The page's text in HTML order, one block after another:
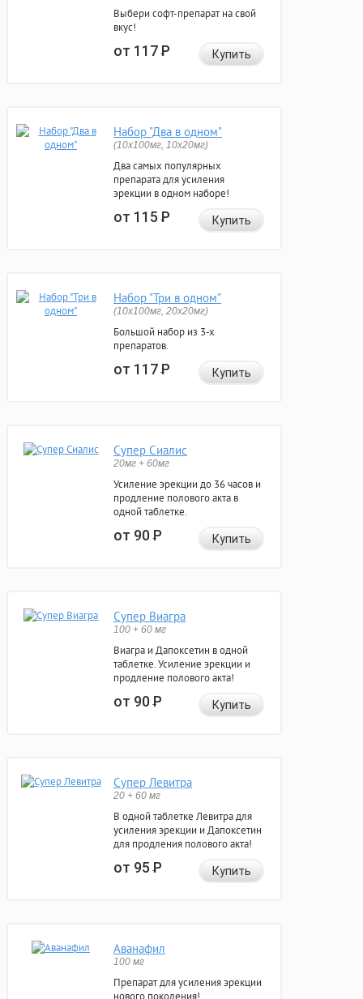
Выбери софт-препарат на свой
вкус!
от 117Р Купить
Набор "Два в одном"
(10x100мг, 10x20мг)
Два самых популярных
препарата для усиления
эрекции в одном наборе!
от 115Р Купить
Набор "Три в одном"
(10x100мг, 20x20мг)
Большой набор из 3-х
препаратов.
от 117Р Купить
Супер Сиалис
20мг + 60мг
Усиление эрекции до 36 часов и
продление полового акта в
одной таблетке.
от 90Р Купить
Супер Виагра
100 + 60 мг
Виагра и Дапоксетин в одной
таблетке. Усиление эрекции и
продление полового акта!
от 90Р Купить
Супер Левитра
20 + 60 мг
В одной таблетке Левитра для
усиления эрекции и Дапоксетин
для продления полового акта!
от 95Р Купить
Аванафил
100 мг
Препарат для усиления эрекции